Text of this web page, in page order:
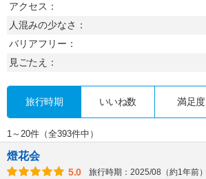
アクセス：
人混みの少なさ：
バリアフリー：
見ごたえ：
旅行時期 いいね数 満足度
1～20件（全393件中）
燈花会
5.0 旅行時期：2025/08（約1年前）